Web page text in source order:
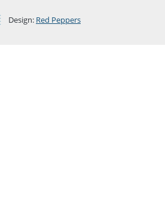
Design: Red Peppers